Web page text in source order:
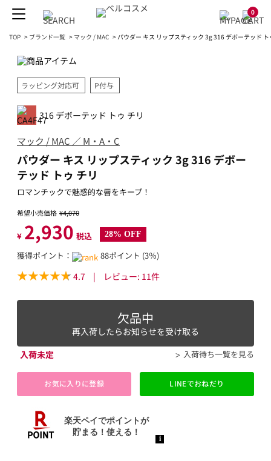
0
TOP > ブランド一覧 > マック / MAC >パウダー キス リップスティック 3g 316 デボーテッド ト
ラッピング対応可 P付与
316 デボーテッド トゥ チリ
マック / MAC ／ M・A・C
パウダー キス リップスティック 3g 316 デボー
テッド トゥ チリ
ロマンチックで魅惑的な唇をキープ！
希望小売価格 ¥4,070
¥ 2,930 税込 28% OFF
獲得ポイント： 88ポイント (3％)
4.7 | レビュー: 11件
欠品中
再入荷したらお知らせを受け取る
入荷未定
入荷待ち一覧を見る
お気に入りに登録 LINEでおねだり